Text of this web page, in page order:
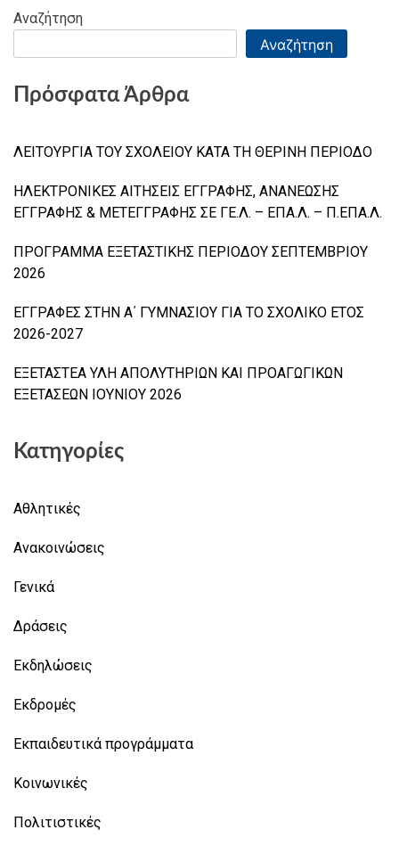
Αναζήτηση
Αναζήτηση
Πρόσφατα Άρθρα
ΛΕΙΤΟΥΡΓΙΑ ΤΟΥ ΣΧΟΛΕΙΟΥ ΚΑΤΑ ΤΗ ΘΕΡΙΝΗ ΠΕΡΙΟΔΟ
ΗΛΕΚΤΡΟΝΙΚΕΣ ΑΙΤΗΣΕΙΣ ΕΓΓΡΑΦΗΣ, ΑΝΑΝΕΩΣΗΣ
ΕΓΓΡΑΦΗΣ & ΜΕΤΕΓΓΡΑΦΗΣ ΣΕ ΓΕ.Λ. – ΕΠΑ.Λ. – Π.ΕΠΑ.Λ.
ΠΡΟΓΡΑΜΜΑ ΕΞΕΤΑΣΤΙΚΗΣ ΠΕΡΙΟΔΟΥ ΣΕΠΤΕΜΒΡΙΟΥ
2026
ΕΓΓΡΑΦΕΣ ΣΤΗΝ Α΄ ΓΥΜΝΑΣΙΟΥ ΓΙΑ ΤΟ ΣΧΟΛΙΚΟ ΕΤΟΣ
2026-2027
ΕΞΕΤΑΣΤΕΑ ΥΛΗ ΑΠΟΛΥΤΗΡΙΩΝ ΚΑΙ ΠΡΟΑΓΩΓΙΚΩΝ
ΕΞΕΤΑΣΕΩΝ ΙΟΥΝΙΟΥ 2026
Κατηγορίες
Αθλητικές
Ανακοινώσεις
Γενικά
Δράσεις
Εκδηλώσεις
Εκδρομές
Εκπαιδευτικά προγράμματα
Κοινωνικές
Πολιτιστικές